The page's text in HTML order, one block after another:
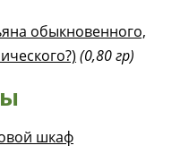
обыкновенного,
(0,80 гр)
шкаф